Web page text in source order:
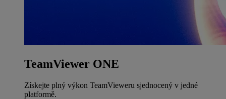
TeamViewer ONE
Získejte plný výkon TeamVieweru sjednocený v jedné
platformě.